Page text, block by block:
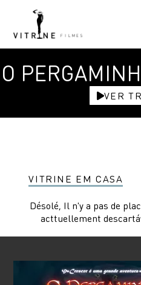
O
VER
VITRINE EM CASA
Désolé, Il n'y a pas de
acttuellement